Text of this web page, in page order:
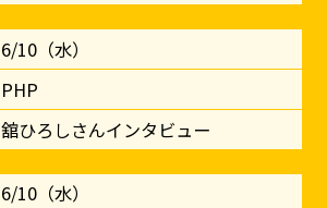
6/10（水）
PHP
舘ひろしさんインタビュー
6/10（水）